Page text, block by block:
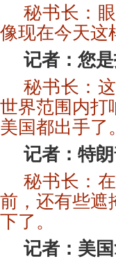
秘书长：
像现在今天这
记者：您
秘书长：
世界范围内打
美国都出手了。
记者：特
秘书长：
前，还有些遮
下了。
记者：美